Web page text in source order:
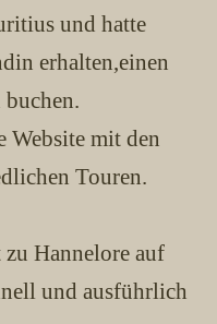
und hatte
erhalten,einen
Website mit den
Touren.
Hannelore auf
und ausführlich